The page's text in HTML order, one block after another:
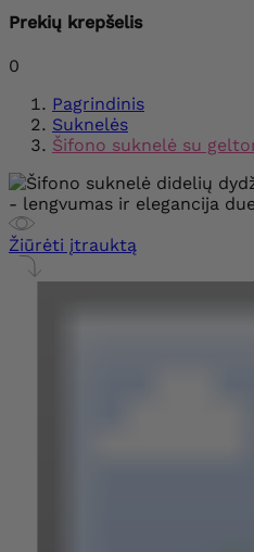
Prekių krepšelis
0
Pagrindinis
Suknelės
Šifono suknelė su
Žiūrėti įtrauktą